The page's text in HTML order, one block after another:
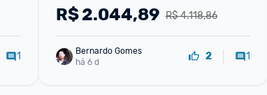
1
256gb 24gb (8gb Ram + 16gb Ram
Boost), Camera 50mp Sony Lytia 710,
Tela 1.5k Extreme
R$ 4.118,86
R$2.044,89
Bernardo Gomes
há 6 d
2 1